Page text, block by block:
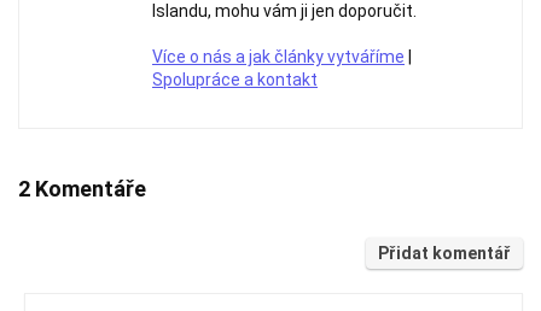
Islandu, mohu vám ji jen doporučit.
Více o nás a jak články vytváříme
Spolupráce a kontakt
2 Komentáře
Přidat komentář